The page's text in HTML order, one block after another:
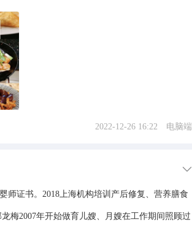
2022-12-26 16:22 电脑端
师证书。2018上海机构培训产后修复、营养膳食
梅2007年开始做育儿嫂、月嫂在工作期间照顾过